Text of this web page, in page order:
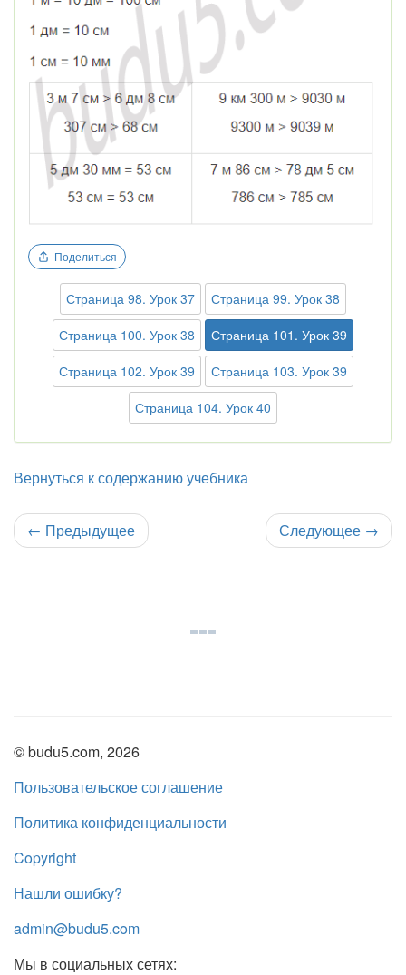
Поделиться
Страница 98. Урок 37
Страница 99. Урок 38
Страница 100. Урок 38
Страница 101. Урок 39
Страница 102. Урок 39
Страница 103. Урок 39
Страница 104. Урок 40
Вернуться к содержанию учебника
← Предыдущее Следующее →
© budu5.com, 2026
Пользовательское соглашение
Политика конфиденциальности
Copyright
Нашли ошибку?
admin@budu5.com
Мы в социальных сетях: